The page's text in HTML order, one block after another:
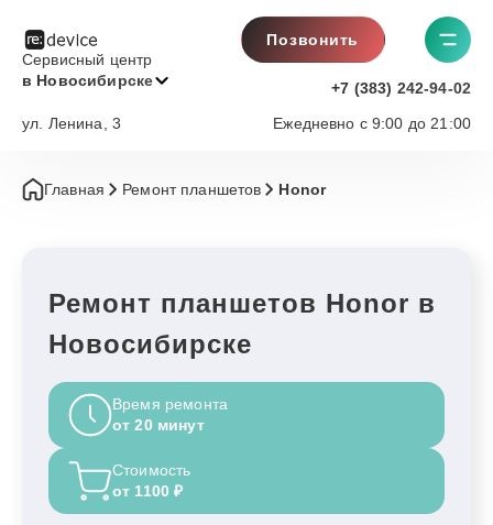
Сервисный центр
в Новосибирске
Позвонить
+7 (383) 242-94-02
Ежедневно с 9:00 до 21:00
ул. Ленина, 3
Главная Ремонт планшетов Honor
Ремонт планшетов Honor в
Новосибирске
Время ремонта
от 20 минут
Стоимость
от 1100 ₽